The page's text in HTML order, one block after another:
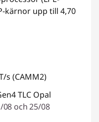
kärnor upp till 4,70
s (CAMM2)
TLC Opal
och 25/08